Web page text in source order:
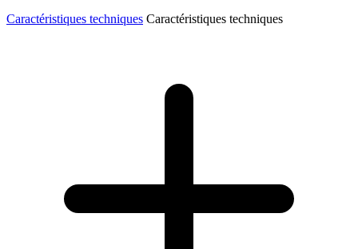
Caractéristiques techniques Caractéristiques techniques